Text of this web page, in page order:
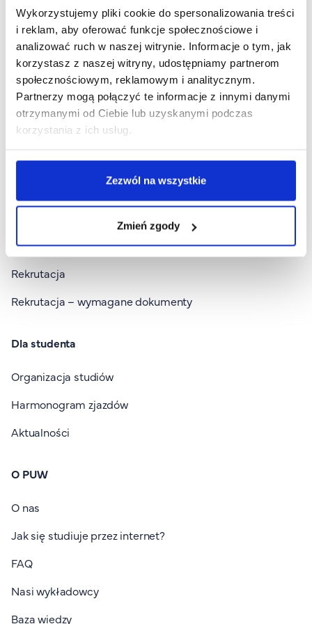
Wykorzystujemy pliki cookie do spersonalizowania treści
i reklam, aby oferować funkcje społecznościowe i
analizować ruch w naszej witrynie. Informacje o tym, jak
korzystasz z naszej witryny, udostępniamy partnerom
społecznościowym, reklamowym i analitycznym.
Partnerzy mogą połączyć te informacje z innymi danymi
otrzymanymi od Ciebie lub uzyskanymi podczas
korzystania z ich usług.
Zezwól na wszystkie
Zmień zgody
FAQ
Nasi wykładowcy
Strefa wiedzy
Kontakt
Górny pasek
Rekrutacja
Platforma zdalnego nauczania
Wirtualny Pokój Studenta
rekrutacja@puw.pl
Dla kandydata
Wszystkie kierunki
Studia I stopnia
Studia II stopnia
Studia jednolite magisterskie
Study in English
Rekrutacja
Rekrutacja – wymagane dokumenty
Dla studenta
Organizacja studiów
Harmonogram zjazdów
Aktualności
O PUW
O nas
Jak się studiuje przez internet?
FAQ
Nasi wykładowcy
Baza wiedzy